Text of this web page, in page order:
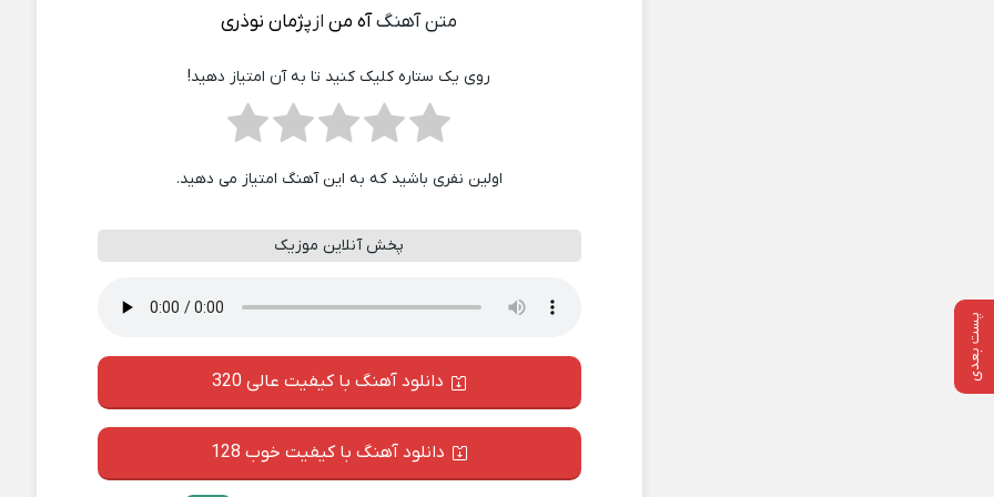
پست بعدی
متن آهنگآه منازپژمان نوذری
روی یک ستاره کلیک کنید تا به آن امتیاز دهید!
اولین نفری باشید که به این آهنگ امتیاز می دهید.
پخش آنلاین موزیک
دانلود آهنگ با کیفیت عالی 320
دانلود آهنگ با کیفیت خوب 128